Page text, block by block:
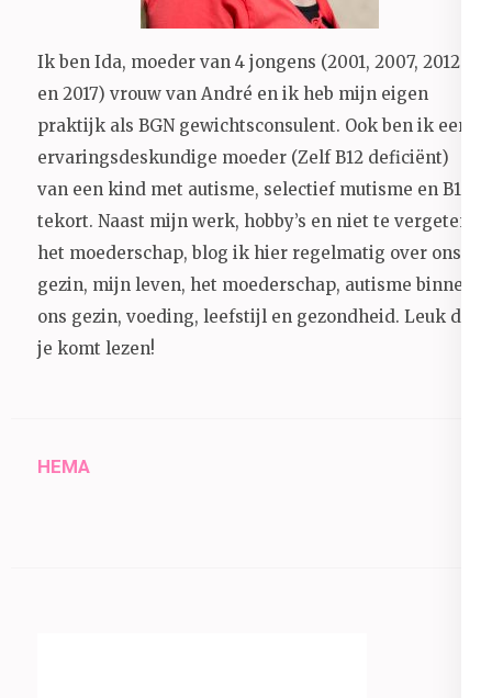
Ik ben Ida, moeder van 4 jongens (2001, 2007, 2012
en 2017) vrouw van André en ik heb mijn eigen
praktijk als BGN gewichtsconsulent. Ook ben ik een
ervaringsdeskundige moeder (Zelf B12 deficiënt)
van een kind met autisme, selectief mutisme en B12
tekort. Naast mijn werk, hobby’s en niet te vergeten
het moederschap, blog ik hier regelmatig over ons
gezin, mijn leven, het moederschap, autisme binnen
ons gezin, voeding, leefstijl en gezondheid. Leuk dat
je komt lezen!
HEMA